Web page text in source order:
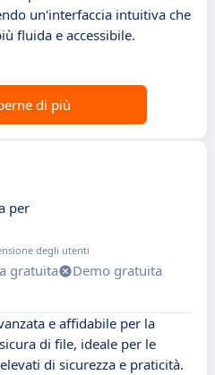
un'interfaccia intuitiva che
fluida e accessibile.
di più
per
degli utenti
gratuita
Demo gratuita
e affidabile per la
di file, ideale per le
di sicurezza e praticità.